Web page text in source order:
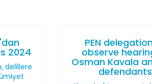
2024
delillere
PEN
observe
Osman Kavala
defendants